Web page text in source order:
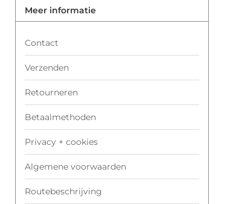
Meer informatie
Contact
Verzenden
Retourneren
Betaalmethoden
Privacy + cookies
Algemene voorwaarden
Routebeschrijving